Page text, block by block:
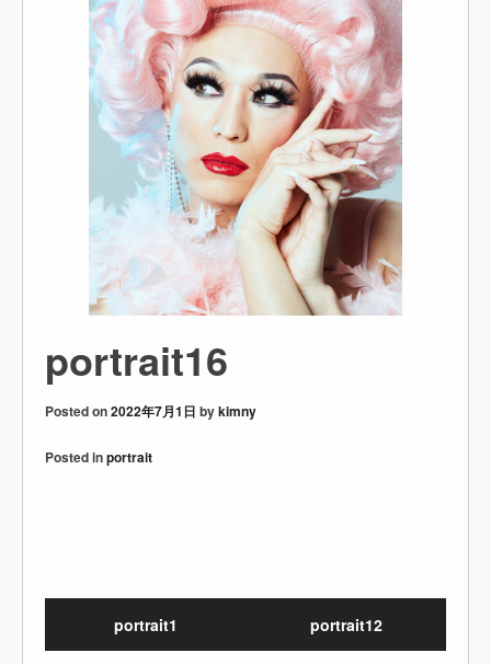
portrait16
Posted on2022年7月1日 bykimny
Posted inportrait
portrait1 portrait12